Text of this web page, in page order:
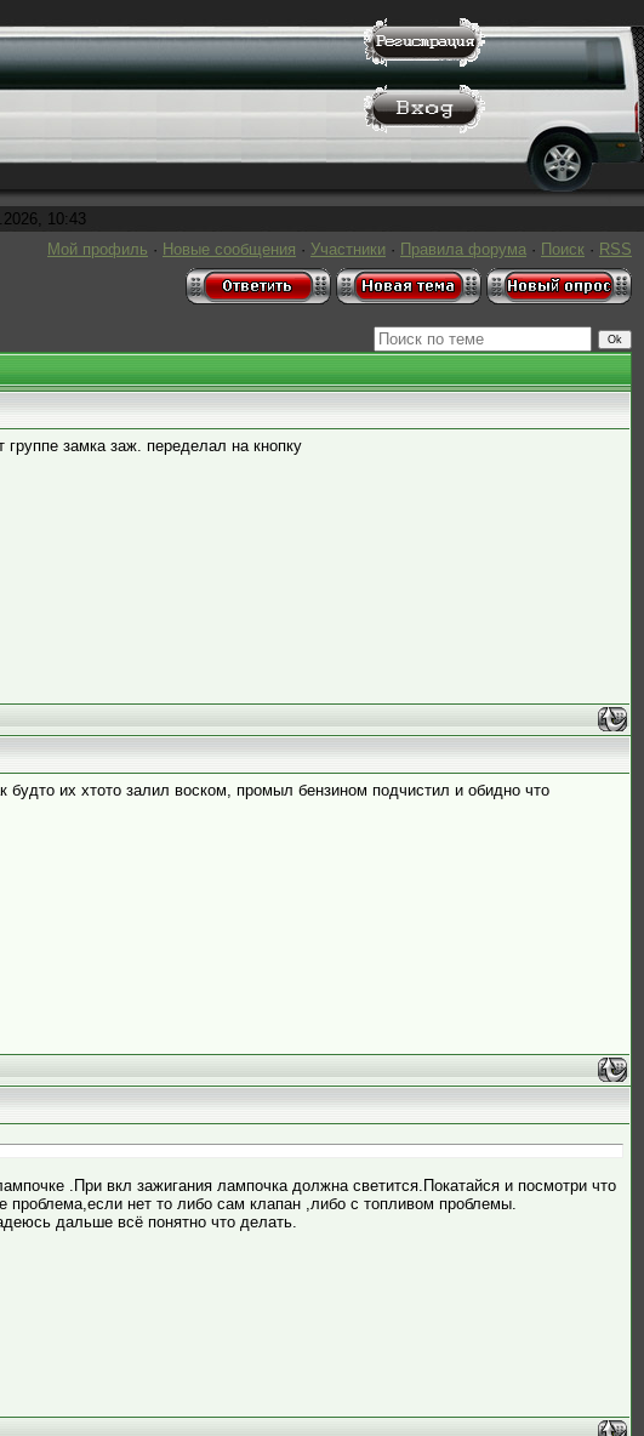
10:43
Мой профиль · Новые сообщения · Участники · Правила форума · Поиск · RSS
замка заж. переделал на кнопку
будто их хтото залил воском, промыл бензином подчистил и обидно что
.При вкл зажигания лампочка должна светится.Покатайся и посмотри что
проблема,если нет то либо сам клапан ,либо с топливом проблемы.
дальше всё понятно что делать.